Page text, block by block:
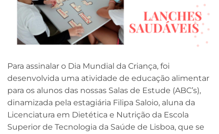
Para assinalar o Dia Mundial da Criança, foi
desenvolvida uma atividade de educação alimentar
para os alunos das nossas Salas de Estude (ABC’s),
dinamizada pela estagiária Filipa Saloio, aluna da
Licenciatura em Dietética e Nutrição da Escola
Superior de Tecnologia da Saúde de Lisboa, que se